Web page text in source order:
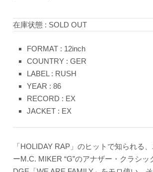
在庫状態 : SOLD OUT
FORMAT : 12inch
COUNTRY : GER
LABEL : RUSH
YEAR : 86
RECORD : EX
JACKET : EX
「HOLIDAY RAP」のヒットで知られる
ーM.C. MIKER “G”のアナザー・クラシッ